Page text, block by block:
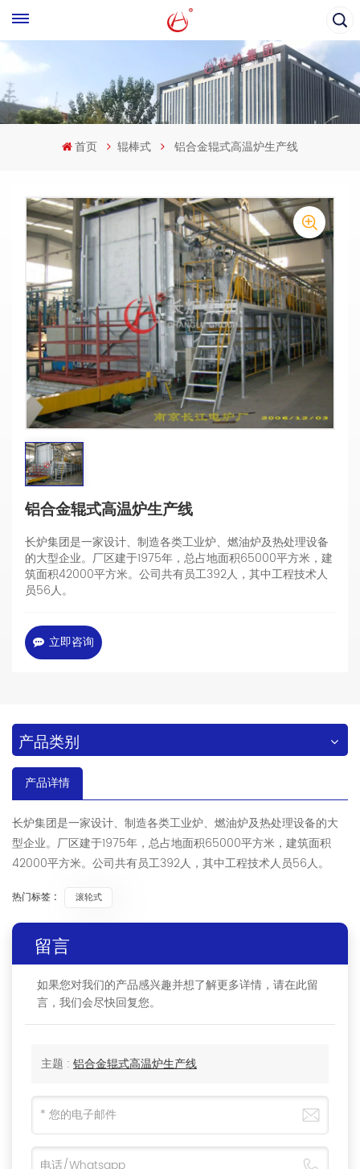
首页 辊棒式 铝合金辊式高温炉生产线
铝合金辊式高温炉生产线
长炉集团是一家设计、制造各类工业炉、燃油炉及热处理设备
的大型企业。厂区建于1975年，总占地面积65000平方米，建
筑面积42000平方米。公司共有员工392人，其中工程技术人
员56人。
立即咨询
产品类别
产品详情
长炉集团是一家设计、制造各类工业炉、燃油炉及热处理设备的大
型企业。厂区建于1975年，总占地面积65000平方米，建筑面积
42000平方米。公司共有员工392人，其中工程技术人员56人。
热门标签 : 滚轮式
留言
如果您对我们的产品感兴趣并想了解更多详情，请在此留
言，我们会尽快回复您。
主题 : 铝合金辊式高温炉生产线